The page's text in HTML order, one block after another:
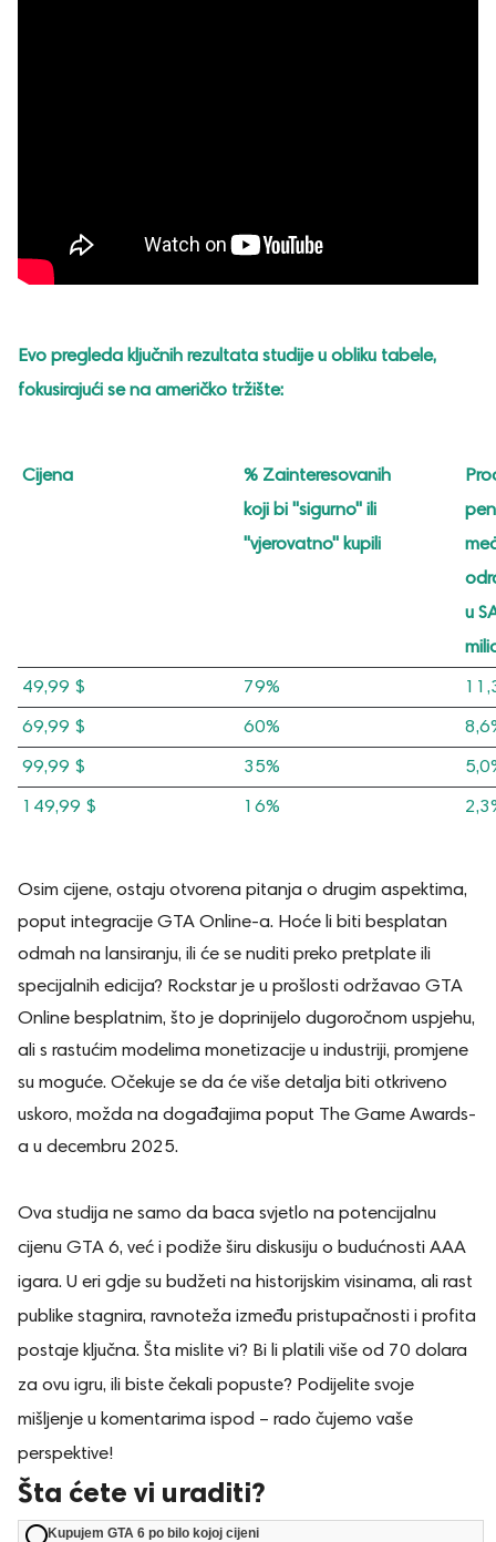
Evo pregleda ključnih rezultata studije u obliku tabele,
fokusirajući se na američko tržište:
Cijena
% Zainteresovanih
koji bi "sigurno" ili
"vjerovatno" kupili
u
49,99 $ 79%
69,99 $ 60%
99,99 $ 35%
149,99 $ 16%
Osim cijene, ostaju otvorena pitanja o drugim aspektima,
poput integracije GTA Online-a. Hoće li biti besplatan
odmah na lansiranju, ili će se nuditi preko pretplate ili
specijalnih edicija? Rockstar je u prošlosti održavao GTA
Online besplatnim, što je doprinijelo dugoročnom uspjehu,
ali s rastućim modelima monetizacije u industriji, promjene
su moguće. Očekuje se da će više detalja biti otkriveno
uskoro, možda na događajima poput The Game Awards-
a u decembru 2025.
Ova studija ne samo da baca svjetlo na potencijalnu
cijenu GTA 6, već i podiže širu diskusiju o budućnosti AAA
igara. U eri gdje su budžeti na historijskim visinama, ali rast
publike stagnira, ravnoteža između pristupačnosti i profita
postaje ključna. Šta mislite vi? Bi li platili više od 70 dolara
za ovu igru, ili biste čekali popuste? Podijelite svoje
mišljenje u komentarima ispod – rado čujemo vaše
perspektive!
Šta ćete vi uraditi?
Kupujem GTA 6 po bilo kojoj cijeni